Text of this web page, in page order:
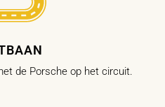
de Porsche op het circuit.